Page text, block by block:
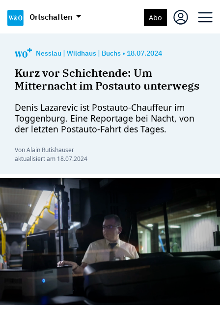
Ortschaften Abo
Nesslau | Wildhaus | Buchs • 18.07.2024
Kurz vor Schichtende: Um
Mitternacht im Postauto unterwegs
Denis Lazarevic ist Postauto-Chauffeur im
Toggenburg. Eine Reportage bei Nacht, von
der letzten Postauto-Fahrt des Tages.
Von Alain Rutishauser
aktualisiert am 18.07.2024